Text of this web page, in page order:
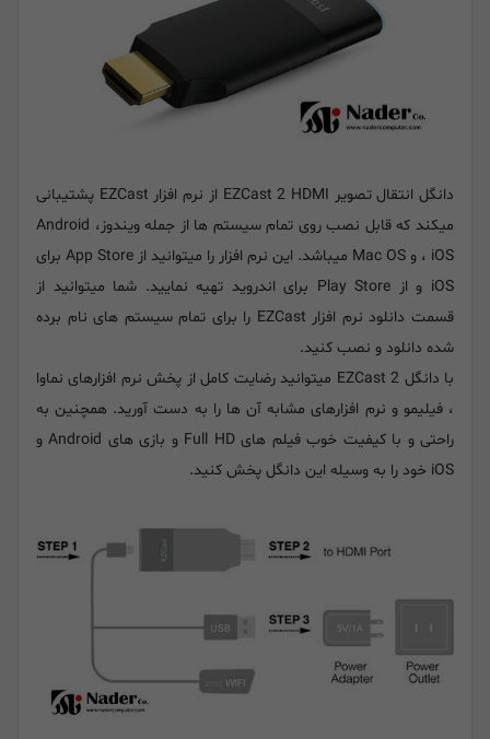
دانگل انتقال تصویر EZCast 2 HDMI از نرم افزار EZCast پشتیبانی
میکند که قابل نصب روی تمام سیستم ها از جمله ویندوز، Android
، iOS و Mac OS میباشد. این نرم افزار را میتوانید از App Store برای
iOS و از Play Store برای اندروید تهیه نمایید. شما میتوانید از
قسمت دانلود نرم افزار EZCast را برای تمام سیستم های نام برده
شده دانلود و نصب کنید.
با دانگل EZCast 2 میتوانید رضایت کامل از پخش نرم افزارهای نماوا
، فیلیمو و نرم افزارهای مشابه آن ها را به دست آورید. همچنین به
راحتی و با کیفیت خوب فیلم های Full HD و بازی های Android و
iOS خود را به وسیله این دانگل پخش کنید.